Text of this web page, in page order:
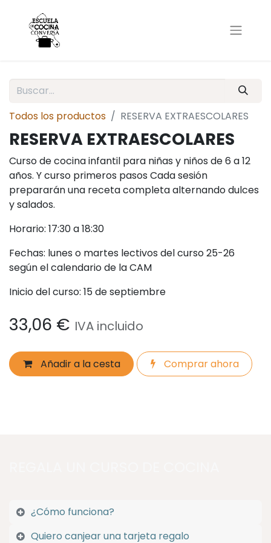
Todos los productos RESERVA EXTRAESCOLARES
RESERVA EXTRAESCOLARES
Curso de cocina infantil para niñas y niños de 6 a 12
años. Y curso primeros pasos Cada sesión
prepararán una receta completa alternando dulces
y salados.
Horario: 17:30 a 18:30
Fechas: lunes o martes lectivos del curso 25-26
según el calendario de la CAM
Inicio del curso: 15 de septiembre
33,06 € IVA incluido
Añadir a la cesta Comprar ahora
¿Cómo funciona?
Quiero canjear una tarjeta regalo